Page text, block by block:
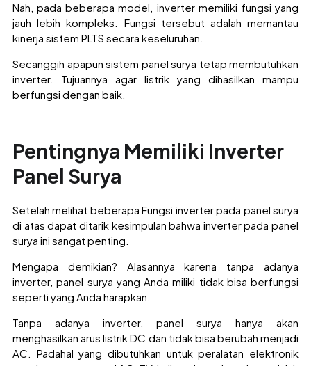
Nah, pada beberapa model, inverter memiliki fungsi yang
jauh lebih kompleks. Fungsi tersebut adalah memantau
kinerja sistem PLTS secara keseluruhan.
Secanggih apapun sistem panel surya tetap membutuhkan
inverter. Tujuannya agar listrik yang dihasilkan mampu
berfungsi dengan baik.
Pentingnya Memiliki Inverter
Panel Surya
Setelah melihat beberapa Fungsi inverter pada panel surya
di atas dapat ditarik kesimpulan bahwa inverter pada panel
surya ini sangat penting.
Mengapa demikian? Alasannya karena tanpa adanya
inverter, panel surya yang Anda miliki tidak bisa berfungsi
seperti yang Anda harapkan.
Tanpa adanya inverter, panel surya hanya akan
menghasilkan arus listrik DC dan tidak bisa berubah menjadi
AC. Padahal yang dibutuhkan untuk peralatan elektronik